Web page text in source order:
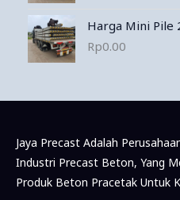
Harga Mini Pile
Rp0.00
Jaya Precast Adalah
Industri Precast Beton, Yang
Produk Beton Pracetak Untuk